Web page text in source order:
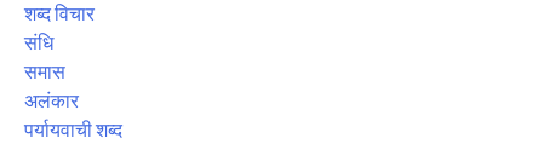
शब्द विचार
संधि
समास
अलंकार
पर्यायवाची शब्द